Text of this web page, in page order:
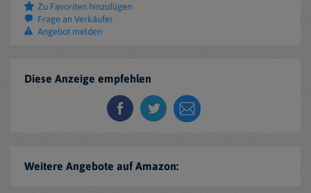
Zu Favoriten hinzufügen
Frage an Verkäufer
Angebot melden
Diese Anzeige empfehlen
Weitere Angebote auf Amazon: